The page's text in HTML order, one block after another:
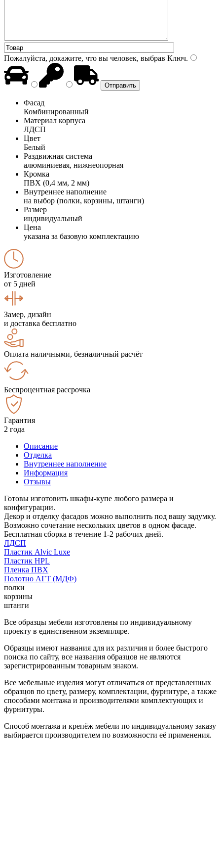
Пожалуйста, докажите, что вы человек, выбрав Ключ.
Фасад
Комбинированный
Материал корпуса
ЛДСП
Цвет
Белый
Раздвижная система
алюминиевая, нижнеопорная
Кромка
ПВХ (0,4 мм, 2 мм)
Внутреннее наполнение
на выбор (полки, корзины, штанги)
Размер
индивидуальный
Цена
указана за базовую комплектацию
Изготовление
от 5 дней
Замер, дизайн
и доставка бесплатно
Оплата наличными, безналичный расчёт
Беспроцентная рассрочка
Гарантия
2 года
Описание
Отделка
Внутреннее наполнение
Информация
Отзывы
Готовы изготовить шкафы-купе любого размера и
конфигурации.
Декор и отделку фасадов можно выполнить под вашу задумку.
Возможно сочетание нескольких цветов в одном фасаде.
Бесплатная сборка в течение 1-2 рабочих дней.
ЛДСП
Пластик Alvic Luxe
Пластик HPL
Пленка ПВХ
Полотно АГТ (МДФ)
полки
корзины
штанги
Все образцы мебели изготовлены по индивидуальному
проекту в единственном экземпляре.
Образцы имеют названия для их различия и более быстрого
поиска по сайту, все названия образцов не являются
зарегистрированным товарным знаком.
Все мебельные изделия могут отличаться от представленных
образцов по цвету, размеру, комплектации, фурнитуре, а также
способами монтажа и производителями комплектующих и
фурнитуры.
Способ монтажа и крепёж мебели по индивидуальному заказу
выбирается производителем по возможности её применения.